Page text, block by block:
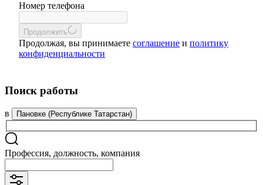
Номер телефона
Продолжить
Продолжая, вы принимаете соглашение и политику
конфиденциальности
Поиск работы
в Пановке (Республике Татарстан)
Профессия, должность, компания